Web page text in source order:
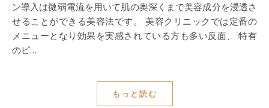
ン導入は微弱電流を用いて肌の奥深くまで美容成分を浸透さ
せることができる美容法です。 美容クリニックでは定番の
メニューとなり効果を実感されている方も多い反面、 特有
のピ…
もっと読む